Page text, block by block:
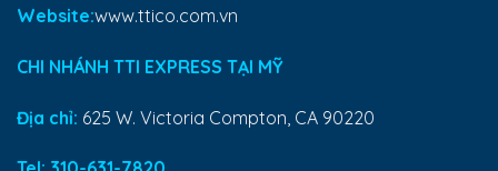
Website:www.ttico.com.vn
CHI NHÁNH TTI EXPRESS TẠI MỸ
Địa chỉ: 625 W. Victoria Compton, CA 90220